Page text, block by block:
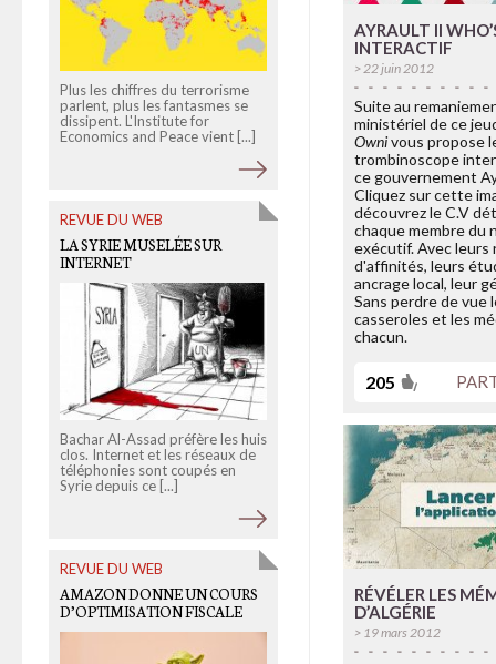
AYRAULT II
INTERACTIF
> 22 juin 2012
Suite au
ministériel de ce
Ownivous propose
trombinoscope
ce gouvernement
Cliquez sur cette
découvrez le C.V
chaque membre du
exécutif. Avec leurs
d'affinités, leurs
ancrage local, leur
Sans perdre de vue
casseroles et les
chacun.
205
RÉVÉLER LES
D’ALGÉRIE
> 19 mars 2012
Plus les chiffres du terrorisme
parlent, plus les fantasmes se
dissipent. L'Institute for
Economics and Peace vient [...]
REVUE DU WEB
LA SYRIE MUSELÉE SUR
INTERNET
Bachar Al-Assad préfère les huis
clos. Internet et les réseaux de
téléphonies sont coupés en
Syrie depuis ce [...]
REVUE DU WEB
AMAZON DONNE UN COURS
D’OPTIMISATION FISCALE
Aux États-Unis, la législation
l'écoterrorisme condamne de
simples activistes à des peines
de prison [...]
OLD LINKS
“CET ARTICLE A ÉTÉ CENSURÉ
EN TUNISIE. PARTAGEZ-LE”
Après une vague de
protestations et d'émeutes, les
blogueurs tunisiens témoignent
des difficultés à [...]
OLD LINKS
POURQUOI LA
DOUCE” DU TÉLÉTRAVAIL NE
PREND PAS?